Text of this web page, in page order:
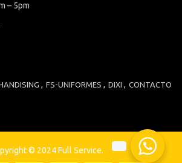
– 5pm
FS-UNIFORMES DIXI CONTACTO
© 2024 Full Service.